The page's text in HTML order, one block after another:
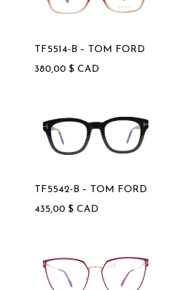
TF5514-B – TOM FORD
380,00 $ CAD
TF5542-B – TOM FORD
435,00 $ CAD